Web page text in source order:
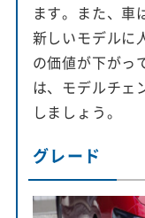
ます。また、車
新しいモデルに
の価値が下がっ
は、モデルチェ
しましょう。
グレード